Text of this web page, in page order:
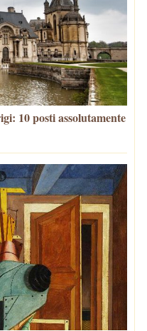
10 posti assolutamente